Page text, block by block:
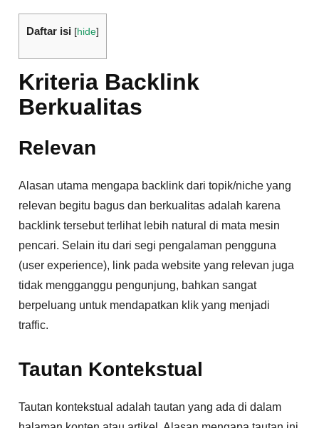
Daftar isi [hide]
Kriteria Backlink
Berkualitas
Relevan
Alasan utama mengapa backlink dari topik/niche yang
relevan begitu bagus dan berkualitas adalah karena
backlink tersebut terlihat lebih natural di mata mesin
pencari. Selain itu dari segi pengalaman pengguna
(user experience), link pada website yang relevan juga
tidak mengganggu pengunjung, bahkan sangat
berpeluang untuk mendapatkan klik yang menjadi
traffic.
Tautan Kontekstual
Tautan kontekstual adalah tautan yang ada di dalam